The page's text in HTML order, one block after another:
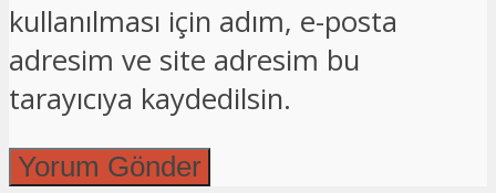
kullanılması için adım, e-posta
adresim ve site adresim bu
tarayıcıya kaydedilsin.